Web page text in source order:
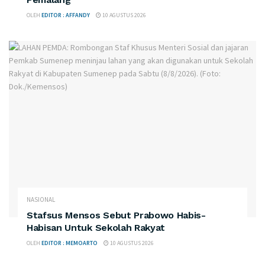
OLEH EDITOR : AFFANDY 10 AGUSTUS 2026
NASIONAL
Stafsus Mensos Sebut Prabowo Habis-
Habisan Untuk Sekolah Rakyat
OLEH EDITOR : MEMOARTO 10 AGUSTUS 2026